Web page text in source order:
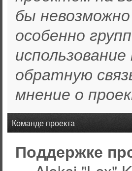
бы
особенно
обратную
мнение о
Команде проекта
Поддержке